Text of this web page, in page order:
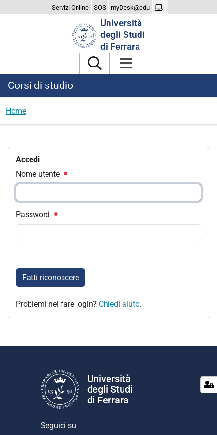
Servizi Online SOS myDesk@edu
Università
degli Studi
di Ferrara
Corsi di studio
Home
Accedi
Nome utente
Password
Fatti riconoscere
Problemi nel fare login? Chiedi aiuto.
Università
degli Studi
di Ferrara
Seguici su